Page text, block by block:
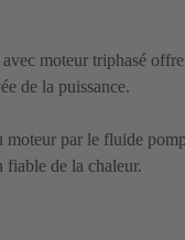
moteur triphasé offre
de la puissance.
moteur par le fluide
fiable de la chaleur.